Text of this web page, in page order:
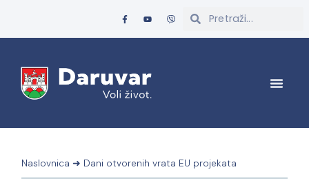
Naslovnica ➜ Dani otvorenih vrata EU projekata